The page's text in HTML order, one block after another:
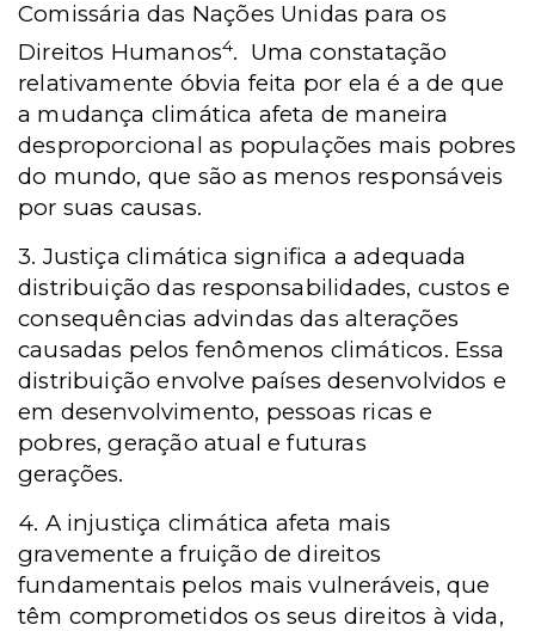
Comissária das Nações Unidas para os
Direitos Humanos4. Uma constatação
relativamente óbvia feita por ela é a de que
a mudança climática afeta de maneira
desproporcional as populações mais pobres
do mundo, que são as menos responsáveis
por suas causas.
3. Justiça climática significa a adequada
distribuição das responsabilidades, custos e
consequências advindas das alterações
causadas pelos fenômenos climáticos. Essa
distribuição envolve países desenvolvidos e
em desenvolvimento, pessoas ricas e
pobres, geração atual e futuras
gerações.
4. A injustiça climática afeta mais
gravemente a fruição de direitos
fundamentais pelos mais vulneráveis, que
têm comprometidos os seus direitos à vida,